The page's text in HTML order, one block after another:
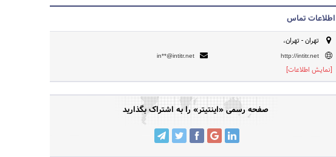
اطلاعات تماس
تهران - تهران،
http://intitr.net
in**@intitr.net
[نمایش اطلاعات]
صفحه رسمی «اینتیتر» را به اشتراک بگذارید